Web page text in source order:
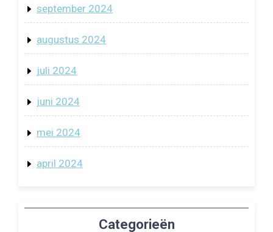
september 2024
augustus 2024
juli 2024
juni 2024
mei 2024
april 2024
Categorieën